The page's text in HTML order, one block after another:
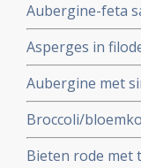
Aubergine-feta
Asperges in
Aubergine met
Broccoli/
Bieten rode met